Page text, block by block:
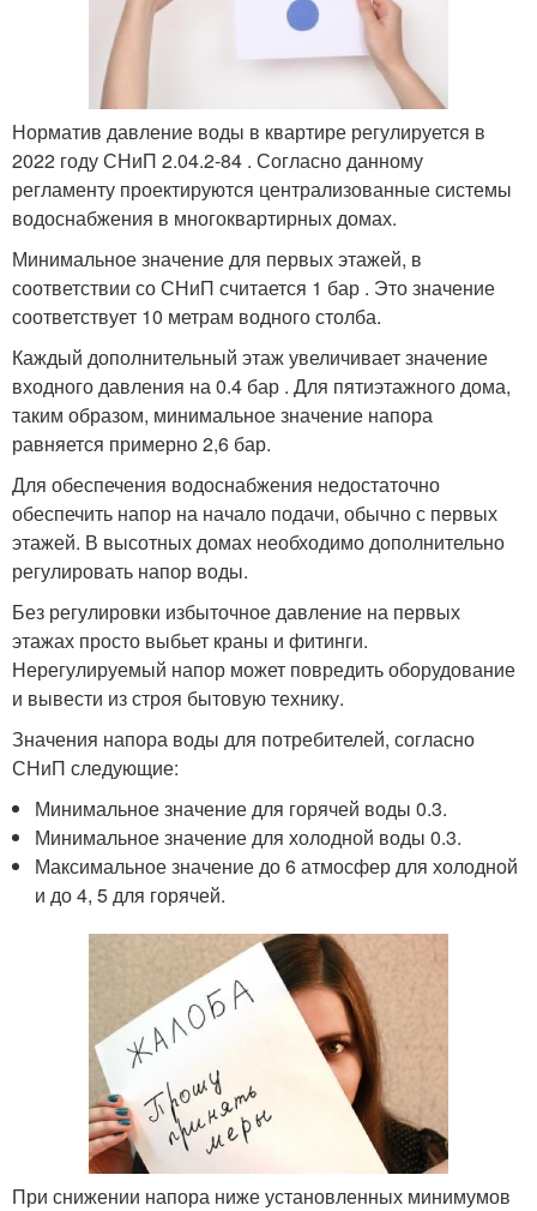
Норматив давление воды в квартире регулируется в
2022 году СНиП 2.04.2-84 . Согласно данному
регламенту проектируются централизованные системы
водоснабжения в многоквартирных домах.
Минимальное значение для первых этажей, в
соответствии со СНиП считается 1 бар . Это значение
соответствует 10 метрам водного столба.
Каждый дополнительный этаж увеличивает значение
входного давления на 0.4 бар . Для пятиэтажного дома,
таким образом, минимальное значение напора
равняется примерно 2,6 бар.
Для обеспечения водоснабжения недостаточно
обеспечить напор на начало подачи, обычно с первых
этажей. В высотных домах необходимо дополнительно
регулировать напор воды.
Без регулировки избыточное давление на первых
этажах просто выбьет краны и фитинги.
Нерегулируемый напор может повредить оборудование
и вывести из строя бытовую технику.
Значения напора воды для потребителей, согласно
СНиП следующие:
Минимальное значение для горячей воды 0.3.
Минимальное значение для холодной воды 0.3.
Максимальное значение до 6 атмосфер для холодной
и до 4, 5 для горячей.
При снижении напора ниже установленных минимумов